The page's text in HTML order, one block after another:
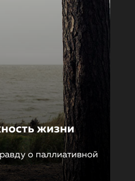
жизни
о паллиативной